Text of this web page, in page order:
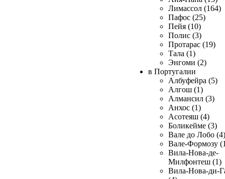
Лимассол (164)
Пафос (25)
Пейя (10)
Полис (3)
Протарас (19)
Тала (1)
Энгоми (2)
в Португалии
Албуфейра (5)
Алгош (1)
Алмансил (3)
Анхос (1)
Асотеяш (4)
Боликейме (3)
Вале до Лобо (4)
Вале-Формозу
Вила-Нова-де-
Милфонтеш (1)
Вила-Нова-ди-